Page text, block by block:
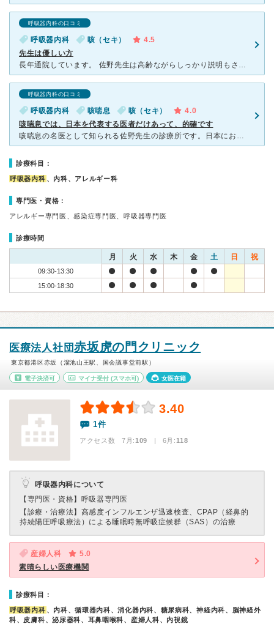
呼吸器内科の口コミ
呼吸器内科 咳（セキ）
4.5
先生は優しい方
長年通院しています。 佐野先生は高齢ながらしっかり説明もされ、安心しておまかせできる先生です。 しかし、権威ある有名な先生なので、待ち時間はかなり覚悟して行ったほうが賢明です。2時間待ちなどもあり
呼吸器内科の口コミ
呼吸器内科 咳喘息 咳（セキ）
4.0
咳喘息では、日本を代表する医者だけあって、的確です
咳喘息の名医として知られる佐野先生の診療所です。日本における第一人者でもある佐野先生なので、咳喘息の診察は本当に的確だと思います。何より、普通のお医者さんでは、咳喘息の見分けは、なかなか難しいらしく、
診療科目：
呼吸器内科 、内科、アレルギー科
専門医・資格：
アレルギー専門医、感染症専門医、呼吸器専門医
診療時間
月 火 水 木 金 土 日 祝
09:30-13:30
15:00-18:30
医療法人社団赤坂虎の門クリニック
東京都港区赤坂（溜池山王駅、国会議事堂前駅）
電子決済可 マイナ受付(スマホ可) 女医在籍
3.40
1件
アクセス数 7月:109 | 6月:118
呼吸器内科について
【専門医・資格】 呼吸器専門医
【診療・治療法】 高感度インフルエンザ迅速検査、CPAP（経鼻的
持続陽圧呼吸療法）による睡眠時無呼吸症候群（SAS）の治療
産婦人科
5.0
素晴らしい医療機関
診療科目：
呼吸器内科 、内科、循環器内科、消化器内科、糖尿病科、神経内科、脳神経外
科、皮膚科、泌尿器科、耳鼻咽喉科、産婦人科、内視鏡